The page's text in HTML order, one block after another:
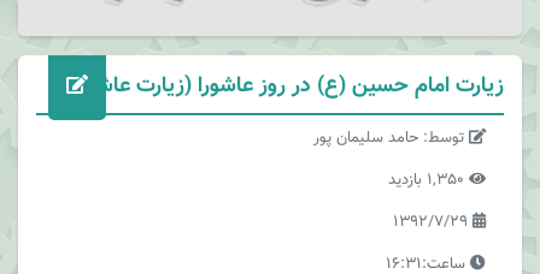
زیارت امام حسین (ع) در روز عاشورا (زیارت عاشورا)
توسط: حامد سلیمان پور
ساعت:16:31